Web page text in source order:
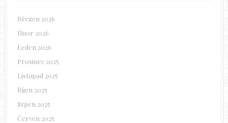
Březen 2026
Únor 2026
Leden 2026
Prosinec 2025
Listopad 2025
Říjen 2025
Srpen 2025
Červen 2025